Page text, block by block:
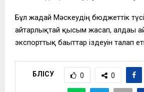
Бұл жағдай Мәскеудің бюджеттік
айтарлықтай қысым жасап, алдағы
экспорттық бағыттар іздеуін талап
БӨЛІСУ 0 0